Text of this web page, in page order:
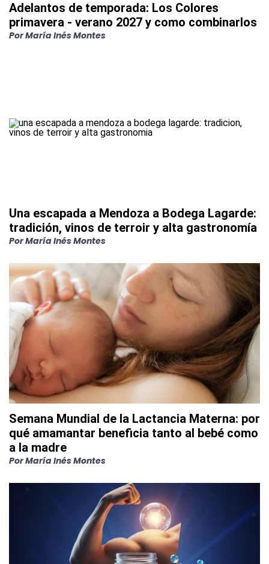
Adelantos de temporada: Los Colores
primavera - verano 2027 y como combinarlos
PorMaría Inés Montes
Una escapada a Mendoza a Bodega Lagarde:
tradición, vinos de terroir y alta gastronomía
PorMaría Inés Montes
Semana Mundial de la Lactancia Materna: por
qué amamantar beneficia tanto al bebé como
a la madre
PorMaría Inés Montes